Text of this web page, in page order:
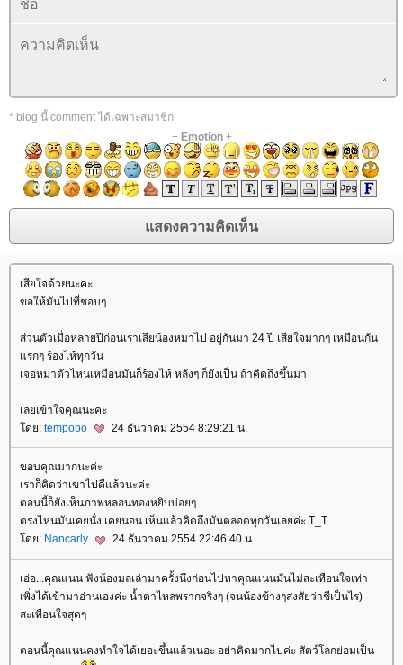
* blog นี้ comment ได้เฉพาะสมาชิก
+ Emotion+
เสียใจด้วยนะคะ
ขอให้มันไปที่ชอบๆ
ส่วนตัวเมื่อหลายปีก่อนเราเสียน้องหมาไป อยู่กันมา 24 ปี เสียใจมากๆ เหมือนกัน
รกๆ ร้องไห้ทุกวัน
เจอหมาตัวไหนเหมือนมันก็ร้องไห้ หลังๆ ก็ยังเป็น ถ้าคิดถึงขึ้นมา
เลยเข้าใจคุณนะคะ
ดย: tempopo 24 ธันวาคม 2554 8:29:21 น.
ขอบคุณมากนะค่ะ
เราก็คิดว่าเขาไปดีแล้วนะค่ะ
ตอนนี้ก็ยังเห็นภาพหลอนทองหยิบบ่อยๆ
ตรงไหนมันเคยนั่ง เคยนอน เห็นแล้วคิดถึงมันตลอดทุกวันเลยค่ะ T_T
ดย: Nancarly 24 ธันวาคม 2554 22:46:40 น.
เอ่อ...คุณแนน ฟังน้องมลเล่ามาครั้งนึงก่อนไปหาคุณแนนมันไม่สะเทือนใจเท่า
เพิ่งได้เข้ามาอ่านเองค่ะ น้ำตาไหลพรากจริงๆ (จนน้องข้างๆสงสัยว่าชีเป็นไร)
สะเทือนใจสุดๆ
ตอนนี้คุณแนนคงทำใจได้เยอะขึ้นแล้วเนอะ อย่าคิดมากไปค่ะ สัตว์โลกย่อมเป็น